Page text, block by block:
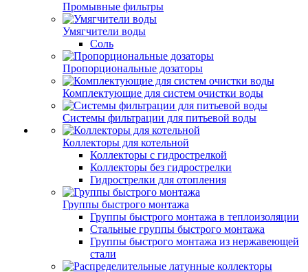
Промывные фильтры
Умягчители воды
Соль
Пропорциональные дозаторы
Комплектующие для систем очистки воды
Системы фильтрации для питьевой воды
Коллекторы для котельной
Коллекторы с гидрострелкой
Коллекторы без гидрострелки
Гидрострелки для отопления
Группы быстрого монтажа
Группы быстрого монтажа в теплоизоляции
Стальные группы быстрого монтажа
Группы быстрого монтажа из нержавеющей
стали